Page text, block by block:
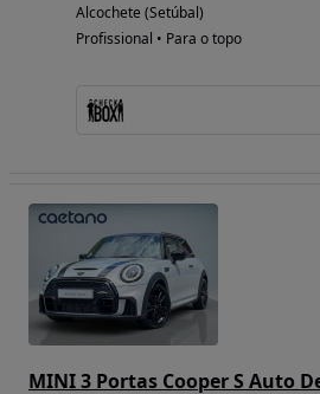
Alcochete (Setúbal)
Profissional • Para o topo
MINI 3 Portas Cooper S Auto